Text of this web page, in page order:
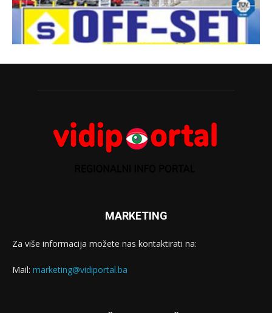
MARKETING
Za više informacija možete nas kontaktirati na:
Mail: marketing@vidiportal.ba